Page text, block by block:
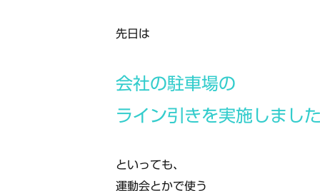
先日は
会社の駐車場の
ライン引きを実施しました
といっても、
運動会とかで使う